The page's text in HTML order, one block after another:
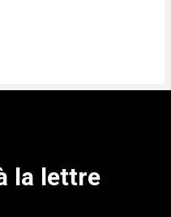
la lettre